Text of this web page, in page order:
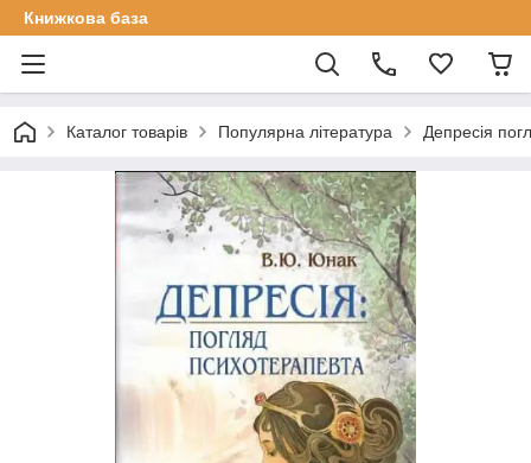
Книжкова база
Каталог товарів Популярна література Депресія